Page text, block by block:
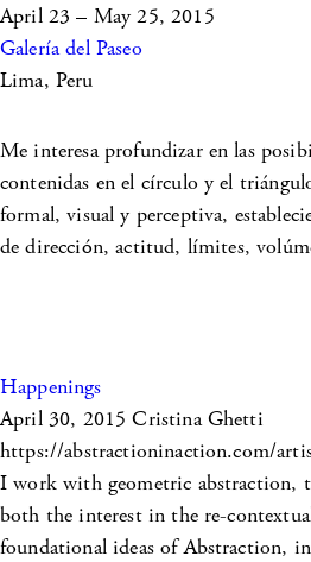
April 23 – May 25, 2015
Galería del Paseo
Lima, Peru
Me interesa profundizar en las
contenidas en el círculo y el
formal, visual y perceptiva,
de dirección, actitud, límites,
Happenings
April 30, 2015Cristina Ghetti
https://abstractioninaction.com/
I work with geometric abstraction,
both the interest in the re-
foundational ideas of Abstraction,